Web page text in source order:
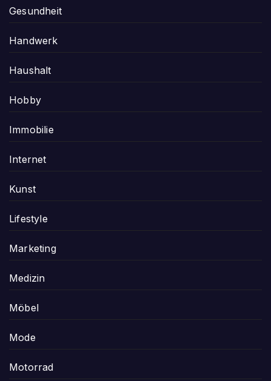
Gesundheit
Handwerk
Haushalt
Hobby
Immobilie
Internet
Kunst
Lifestyle
Marketing
Medizin
Möbel
Mode
Motorrad